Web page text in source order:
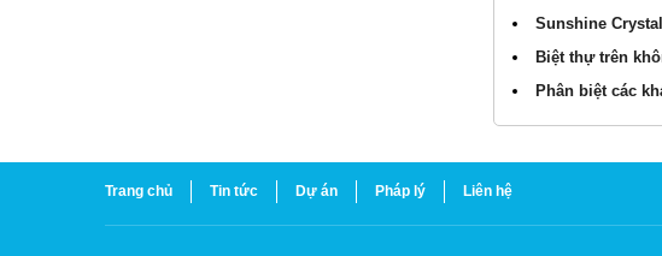
Sunshine
Biệt thự trên
Phân biệt các
Trang chủ Tin tức Dự án Pháp lý Liên hệ